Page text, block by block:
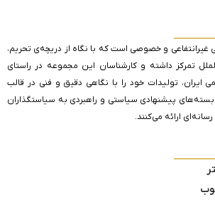
و خصوصی است که با نگاه از دریچه‌ی تحریم،
تمرکز داشته و کارشناسان این مجموعه در راستای
ایران، تولیدات خود را با نگاهی دقیق و فنی در قالب
بسته‌های پیشنهادی سیاستی و راهبردی به سیاستگذاران
ارائه می‌کنند.